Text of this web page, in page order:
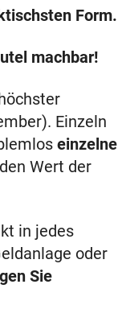
Form.
machbar!
Einzeln
einzelne
Wert der
in jedes
oder
Sie